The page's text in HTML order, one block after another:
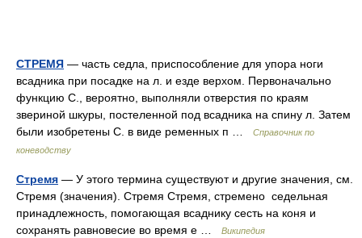
СТРЕМЯ — часть седла, приспособление для упора ноги
всадника при посадке на л. и езде верхом. Первоначально
функцию С., вероятно, выполняли отверстия по краям
звериной шкуры, постеленной под всадника на спину л. Затем
были изобретены С. в виде ременных п …
Справочник по
коневодству
Стремя — У этого термина существуют и другие значения, см.
Стремя (значения). Стремя Стремя, стремено седельная
принадлежность, помогающая всаднику сесть на коня и
сохранять равновесие во время е …
Википедия